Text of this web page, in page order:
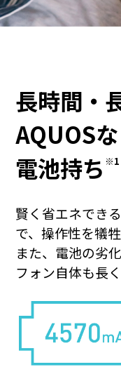
長時間・
AQUOS
電池持ち ※1
賢く省エネでき
で、操作性を犠
また、電池の劣
フォン自体も長く